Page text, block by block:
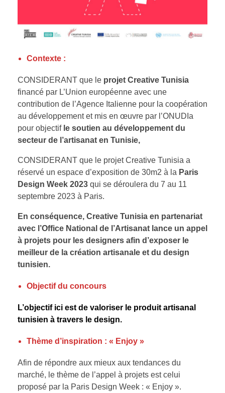
Contexte :
CONSIDERANT que le projet Creative Tunisia
financé par L’Union européenne avec une
contribution de l’Agence Italienne pour la coopération
au développement et mis en œuvre par l’ONUDIa
pour objectif le soutien au développement du
secteur de l’artisanat en Tunisie,
CONSIDERANT que le projet Creative Tunisia a
réservé un espace d’exposition de 30m2 à la Paris
Design Week 2023 qui se déroulera du 7 au 11
septembre 2023 à Paris.
En conséquence, Creative Tunisia en partenariat
avec l’Office National de l’Artisanat lance un appel
à projets pour les designers afin d’exposer le
meilleur de la création artisanale et du design
tunisien.
Objectif du concours
L’objectif ici est de valoriser le produit artisanal
tunisien à travers le design.
Thème d’inspiration : « Enjoy »
Afin de répondre aux mieux aux tendances du
marché, le thème de l’appel à projets est celui
proposé par la Paris Design Week : « Enjoy ».